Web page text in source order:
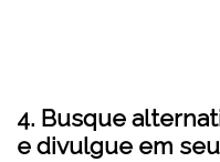
4. Busque
e divulgue em